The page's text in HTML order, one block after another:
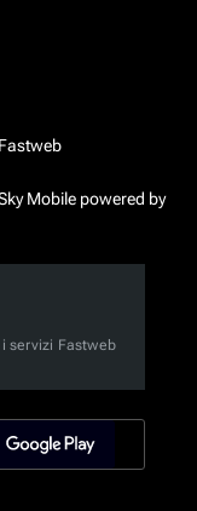
Mobile powered by
servizi Fastweb